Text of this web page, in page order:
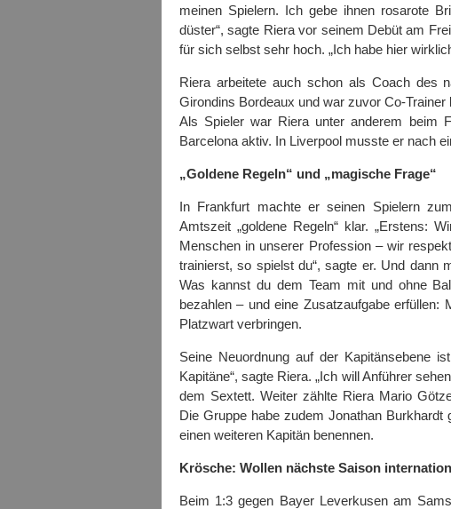
meinen Spielern. Ich gebe ihnen rosarote
düster“, sagte Riera vor seinem Debüt am
für sich selbst sehr hoch. „Ich habe hier
Riera arbeitete auch schon als Coach des
Girondins Bordeaux und war zuvor Co-Trainer
Als Spieler war Riera unter anderem beim
Barcelona aktiv. In Liverpool musste er nach
„Goldene Regeln“ und „magische Frage“
In Frankfurt machte er seinen Spielern
Amtszeit „goldene Regeln“ klar. „Erstens:
Menschen in unserer Profession – wir
trainierst, so spielst du“, sagte er. Und dann
Was kannst du dem Team mit und ohne
bezahlen – und eine Zusatzaufgabe
Platzwart verbringen.
Seine Neuordnung auf der Kapitänsebene
Kapitäne“, sagte Riera. „Ich will Anführer
dem Sextett. Weiter zählte Riera Mario
Die Gruppe habe zudem Jonathan
einen weiteren Kapitän benennen.
Krösche: Wollen nächste Saison
Beim 1:3 gegen Bayer Leverkusen am